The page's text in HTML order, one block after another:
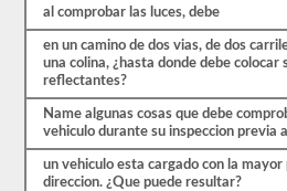
exámenes
de
práctica
disponibles
forma
gratuita.
Asegúrate
de
realizar
todas
al comprobar las luces, debe
en un camino de dos vias, de dos
una colina, ¿hasta donde debe colocar
reflectantes?
Name algunas cosas que debe
vehiculo durante su inspeccion previa
un vehiculo esta cargado con la
direccion. ¿Que puede resultar?